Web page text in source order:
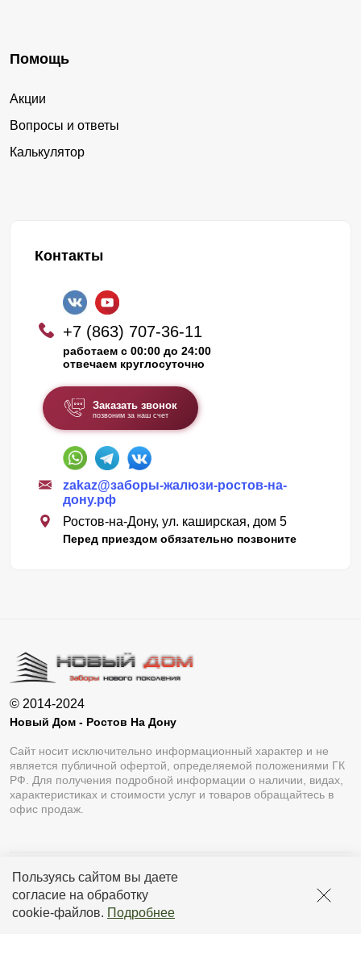
Пользуясь сайтом вы даете
согласие на обработку
cookie-файлов. Подробнее
Помощь
Акции
Вопросы и ответы
Калькулятор
Контакты
+7 (863) 707-36-11
работаем с 00:00 до 24:00
отвечаем круглосуточно
Заказать звонок
позвоним за наш счет
zakaz@заборы-жалюзи-ростов-на-
дону.рф
Ростов-на-Дону, ул. каширская, дом 5
Перед приездом обязательно позвоните
© 2014-2024
Новый Дом - Ростов На Дону
Сайт носит исключительно информационный характер и не
является публичной офертой, определяемой положениями ГК
РФ. Для получения подробной информации о наличии, видах,
характеристиках и стоимости услуг и товаров обращайтесь в
офис продаж.
Разработка сайтаLukevium
Политика конфиденциальности